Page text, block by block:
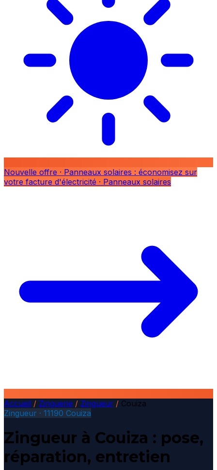
Nouvelle offre · Panneaux solaires : économisez sur
votre facture d'électricité · Panneaux solaires
Accueil / Zinguerie / Zingueur / Couiza
Zingueur · 11190 Couiza
Zingueur à Couiza : pose,
réparation, entretien